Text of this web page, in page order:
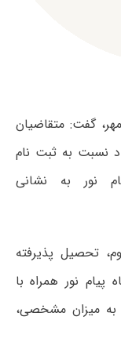
گفت: متقاضیان
ارشد می‌توانند تا ۳۰ خرداد نسبت به ثبت نام
نور به نشانی
تحصیل پذیرفته
نور همراه با
به میزان مشخصی،